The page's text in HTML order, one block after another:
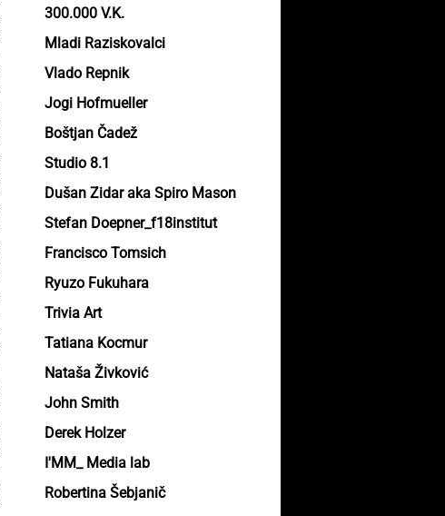
300.000 V.K.
Mladi Raziskovalci
Vlado Repnik
Jogi Hofmueller
Boštjan Čadež
Studio 8.1
Dušan Zidar aka Spiro Mason
Stefan Doepner_f18institut
Francisco Tomsich
Ryuzo Fukuhara
Trivia Art
Tatiana Kocmur
Nataša Živković
John Smith
Derek Holzer
I'MM_ Media lab
Robertina Šebjanič